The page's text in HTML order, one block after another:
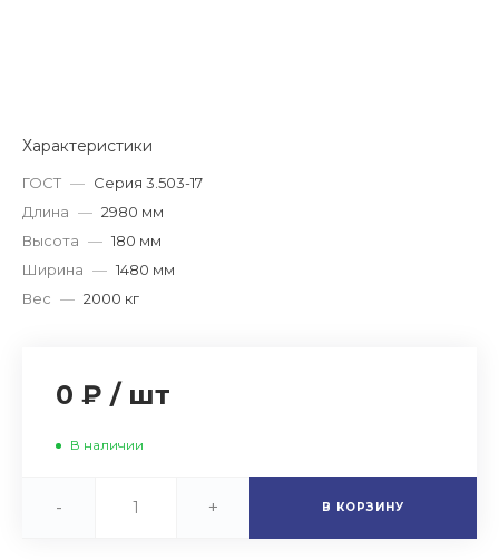
Характеристики
ГОСТ — Серия 3.503-17
Длина — 2980 мм
Высота — 180 мм
Ширина — 1480 мм
Вес — 2000 кг
0 ₽ / шт
В наличии
- + В КОРЗИНУ